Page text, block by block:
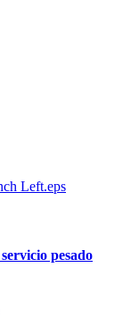
pesado